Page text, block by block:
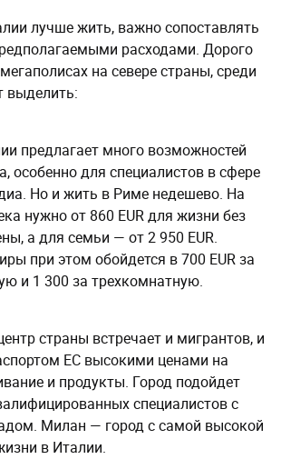
лучше жить, важно сопоставлять
расходами. Дорого
на севере страны, среди
выделить:
предлагает много возможностей
особенно для специалистов в сфере
Но и жить в Риме недешево. На
нужно от 860 EUR для жизни без
а для семьи — от 2 950 EUR.
при этом обойдется в 700 EUR за
и 1 300 за трехкомнатную.
страны встречает и мигрантов, и
ЕС высокими ценами на
и продукты. Город подойдет
специалистов с
Милан — город с самой высокой
в Италии.